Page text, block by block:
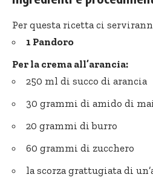
Per questa ricetta ci
1 Pandoro
Per la crema all’arancia:
250 ml di succo di arancia
30 grammi di amido di
20 grammi di burro
60 grammi di zucchero
la scorza grattugiata di